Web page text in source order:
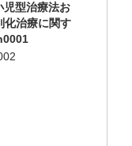
児型治療法お
化治療に関す